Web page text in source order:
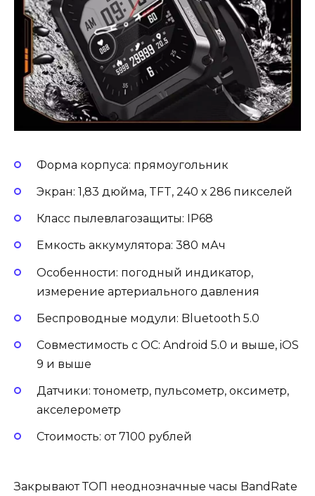
Форма корпуса: прямоугольник
Экран: 1,83 дюйма, TFT, 240 х 286 пикселей
Класс пылевлагозащиты: IP68
Емкость аккумулятора: 380 мАч
Особенности: погодный индикатор,
измерение артериального давления
Беспроводные модули: Bluetooth 5.0
Совместимость с ОС: Android 5.0 и выше, iOS
9 и выше
Датчики: тонометр, пульсометр, оксиметр,
акселерометр
Стоимость: от 7100 рублей
Закрывают ТОП неоднозначные часы BandRate